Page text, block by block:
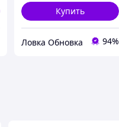
Купить
Ловка Обновка 94%